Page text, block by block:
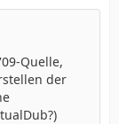
Quelle,
der